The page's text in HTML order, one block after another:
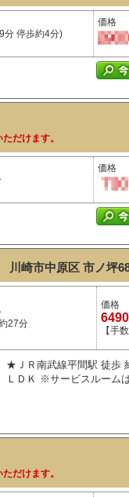
分 停歩約4分)
価格
だけます。
価格
崎市中原区 市ノ坪
27分
価格
【手
★ＪＲ南武線平間駅 徒歩
ＬＤＫ ※サービスルーム
だけます。